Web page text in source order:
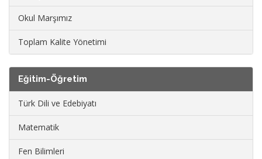
Okul Marşımız
Toplam Kalite Yönetimi
Eğitim-Öğretim
Türk Dili ve Edebiyatı
Matematik
Fen Bilimleri